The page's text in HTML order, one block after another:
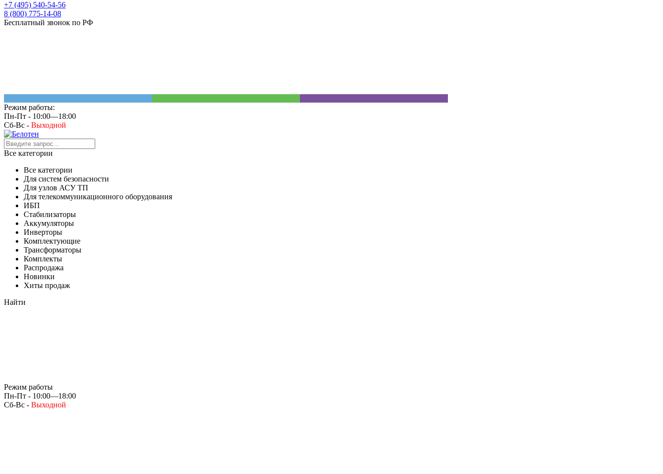
+7 (495) 540-54-56
8 (800) 775-14-08
Бесплатный звонок по РФ
Режим работы:
Пн-Пт - 10:00—18:00
Сб-Вс - Выходной
Все категории
Все категории
Для систем безопасности
Для узлов АСУ ТП
Для телекоммуникационного оборудования
ИБП
Стабилизаторы
Аккумуляторы
Инверторы
Комплектующие
Трансформаторы
Комплекты
Распродажа
Новинки
Хиты продаж
Найти
Режим работы
Пн-Пт - 10:00—18:00
Сб-Вс - Выходной